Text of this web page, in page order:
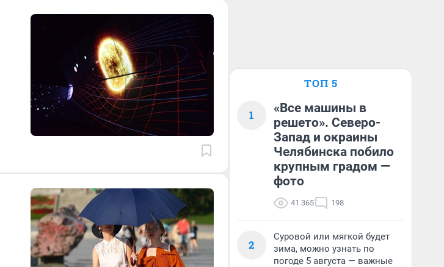
ТОП 5
1
«Все машины в
решето». Северо-
Запад и окраины
Челябинска побило
крупным градом —
фото
41 365 198
2
Суровой или мягкой будет
зима, можно узнать по
погоде 5 августа — важные